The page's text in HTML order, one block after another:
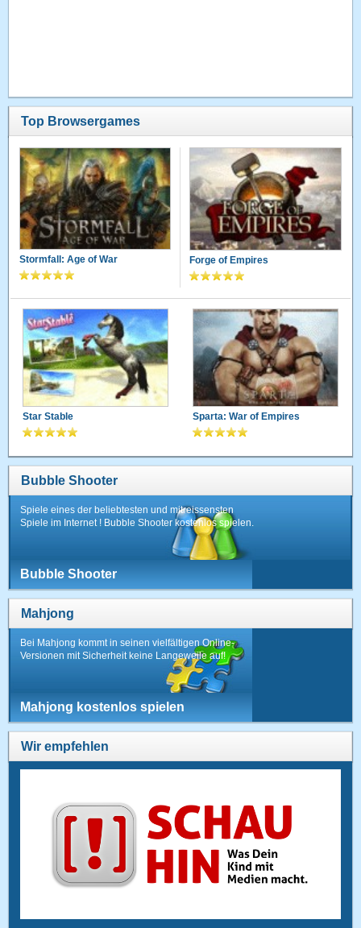
Top Browsergames
Stormfall: Age of War Forge of Empires
Star Stable Sparta: War of Empires
Bubble Shooter
Spiele eines der beliebtesten und mitreissensten
Spiele im Internet ! Bubble Shooter kostenlos spielen.
Bubble Shooter
Mahjong
Bei Mahjong kommt in seinen vielfältigen Online-
Versionen mit Sicherheit keine Langeweile auf!
Mahjong kostenlos spielen
Wir empfehlen